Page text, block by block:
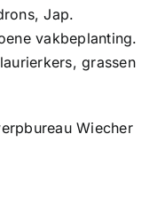
Jap.
vakbeplanting.
grassen
Wiecher